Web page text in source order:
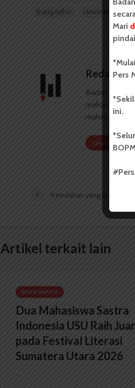
thariq ridho
Universitas
Redaksi
Badan
mahasiswa
mahasiswa
LIHAT SEMUA
Keindahan yang Abstrak
Artikel terkait lain
BERITA KAMPUS
Dua Mahasiswa Sastra
Indonesia USU Raih
pada Festival Literasi
Sumatera Utara 2026
...
Mari
Pers
ini.